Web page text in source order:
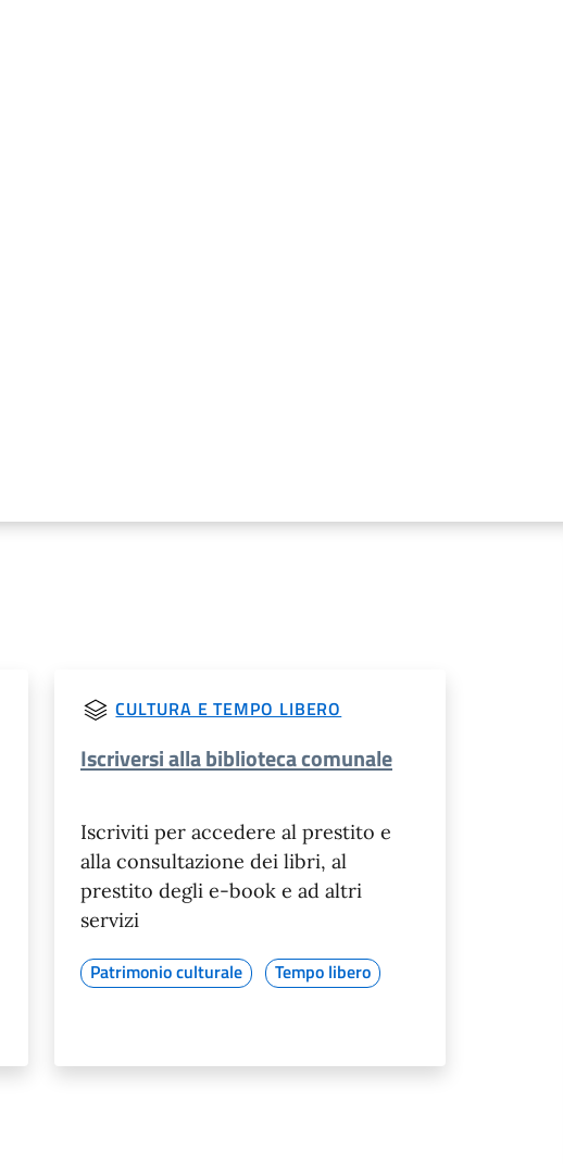
CULTURA E TEMPO LIBERO
Iscriversi alla biblioteca comunale
Iscriviti per accedere al prestito e
alla consultazione dei libri, al
prestito degli e-book e ad altri
servizi
Patrimonio culturale Tempo libero